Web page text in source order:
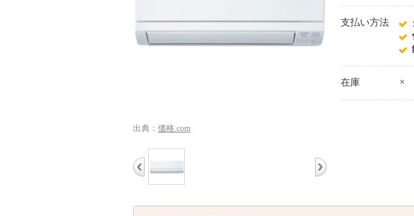
出典： 価格.com
支払い方法
在庫 ×